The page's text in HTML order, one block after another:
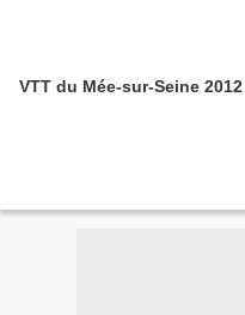
VTT du Mée-sur-Seine 2012